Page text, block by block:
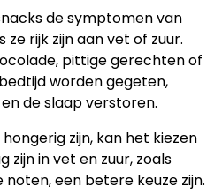
de symptomen van
rijk zijn aan vet of zuur.
pittige gerechten of
worden gegeten,
de slaap verstoren.
zijn, kan het kiezen
zijn in vet en zuur, zoals
een betere keuze zijn.